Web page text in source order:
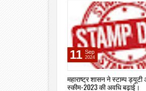
11 Sep
2024
महाराष्ट्र शासन ने स्टाम्प ड्यूटी
स्कीम-2023 की अवधि बढ़ाई।